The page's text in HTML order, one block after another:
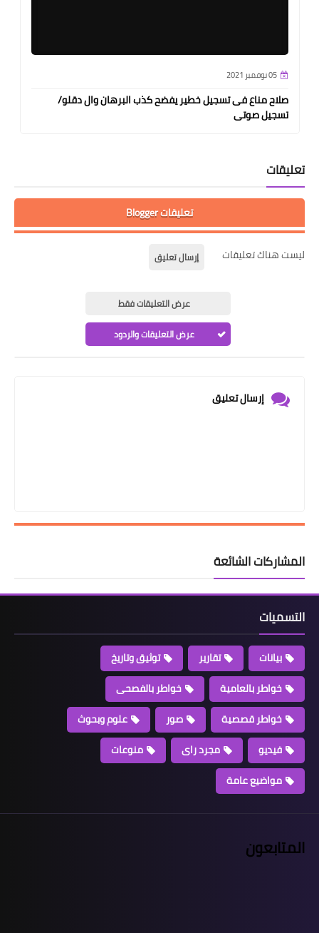
05 نوفمبر 2021
صلاح مناع فى تسجيل خطير يفضح كذب البرهان وال دقلو/
تسجيل صوتى
تعليقات
تعليقات Blogger
ليست هناك تعليقات إرسال تعليق
عرض التعليقات فقط
عرض التعليقات والردود
إرسال تعليق
المشاركات الشائعة
التسميات
بيانات تقارير
توثيق وتاريخ
خواطر بالعامية
خواطر بالفصحى
خواطر قصصية
صور
علوم وبحوث
فيديو
مجرد راى
منوعات
مواضيع عامة
المتابعون